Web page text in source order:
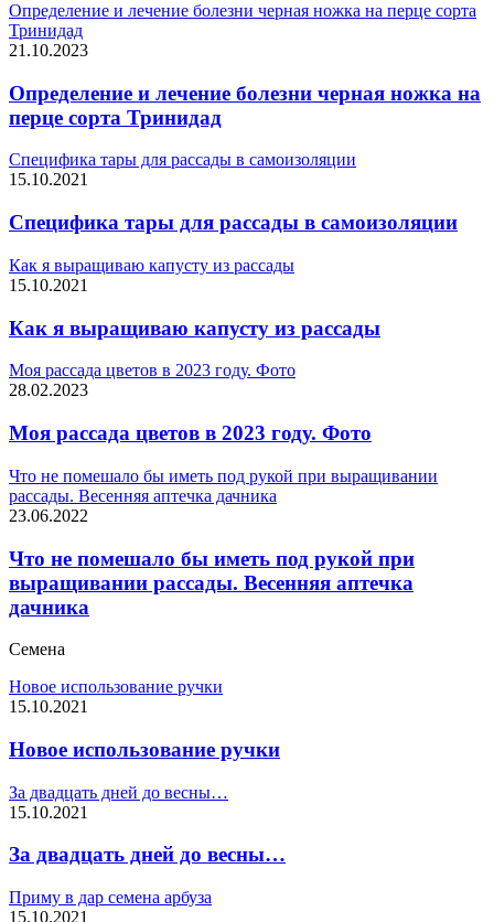
Определение и лечение болезни черная ножка на перце сорта
Тринидад
21.10.2023
Определение и лечение болезни черная ножка на
перце сорта Тринидад
Специфика тары для рассады в самоизоляции
15.10.2021
Специфика тары для рассады в самоизоляции
Как я выращиваю капусту из рассады
15.10.2021
Как я выращиваю капусту из рассады
Моя рассада цветов в 2023 году. Фото
28.02.2023
Моя рассада цветов в 2023 году. Фото
Что не помешало бы иметь под рукой при выращивании
рассады. Весенняя аптечка дачника
23.06.2022
Что не помешало бы иметь под рукой при
выращивании рассады. Весенняя аптечка
дачника
Семена
Новое использование ручки
15.10.2021
Новое использование ручки
За двадцать дней до весны…
15.10.2021
За двадцать дней до весны…
Приму в дар семена арбуза
15.10.2021